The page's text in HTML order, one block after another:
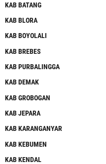
KAB BATANG
KAB BLORA
KAB BOYOLALI
KAB BREBES
KAB PURBALINGGA
KAB DEMAK
KAB GROBOGAN
KAB JEPARA
KAB KARANGANYAR
KAB KEBUMEN
KAB KENDAL